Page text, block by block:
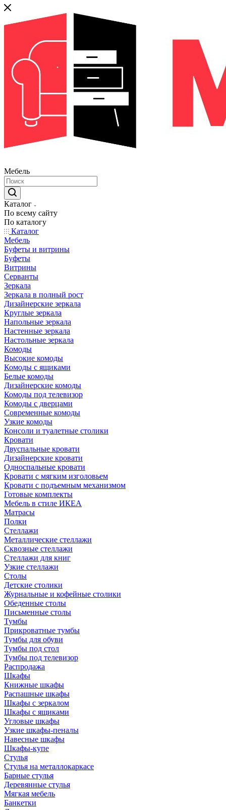
Мебель
Каталог
По всему сайту
По каталогу
Каталог
Мебель
Буфеты и витрины
Буфеты
Витрины
Серванты
Зеркала
Зеркала в полный рост
Дизайнерские зеркала
Круглые зеркала
Напольные зеркала
Настенные зеркала
Настольные зеркала
Комоды
Высокие комоды
Комоды с ящиками
Белые комоды
Дизайнерские комоды
Комоды под телевизор
Комоды с дверцами
Современные комоды
Узкие комоды
Консоли и туалетные столики
Кровати
Двуспальные кровати
Дизайнерские кровати
Односпальные кровати
Кровати с мягким изголовьем
Кровати с подъемным механизмом
Готовые комплекты
Мебель в стиле ИКЕА
Матрасы
Полки
Стеллажи
Металлические стеллажи
Сквозные стеллажи
Стеллажи для книг
Узкие стеллажи
Столы
Детские столики
Журнальные и кофейные столики
Обеденные столы
Письменные столы
Тумбы
Прикроватные тумбы
Тумбы для обуви
Тумбы под стол
Тумбы под телевизор
Распродажа
Шкафы
Книжные шкафы
Распашные шкафы
Шкафы с зеркалом
Шкафы с ящиками
Угловые шкафы
Узкие шкафы-пеналы
Навесные шкафы
Шкафы-купе
Стулья
Стулья на металлокаркасе
Барные стулья
Деревянные стулья
Мягкая мебель
Банкетки